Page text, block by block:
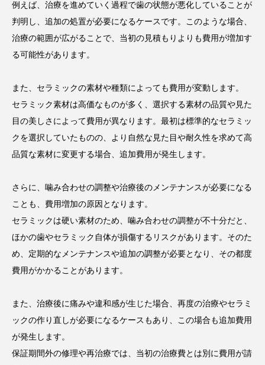
例えば、治療を進めていく過程で歯の状態が悪化していることが
判明し、追加の処置が必要になるケースです。このような場合、
治療の範囲が広がることで、当初の見積もりよりも費用が増加す
る可能性があります。
また、セラミックの素材や種類によっても費用が変動します。
セラミック素材は高価なものが多く、選択する素材の品質や見た
目の美しさによって費用が異なります。最初は標準的なセラミッ
クを選択していたものの、より自然な見た目や耐久性を求めて高
品質な素材に変更する場合、追加費用が発生します。
さらに、噛み合わせの調整や治療後のメンテナンスが必要になる
ことも、費用増加の原因となります。
セラミックは硬い素材のため、噛み合わせの調整が不十分だと、
ほかの歯やセラミック自体が損傷するリスクがあります。そのた
め、定期的なメンテナンスや追加の調整が必要となり、その都度
費用がかかることがあります。
また、治療後に痛みや違和感が生じた場合、再度の治療やセラミ
ックの作り直しが必要になるケースもあり、この場合も追加費用
が発生します。
保証期間外の修理や再治療では、当初の治療費とは別に費用が請